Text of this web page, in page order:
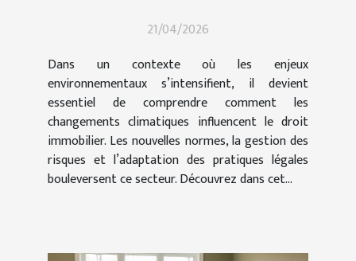
immobilier ?21/04/2026
Dans un contexte où les enjeux
environnementaux s’intensifient, il devient
essentiel de comprendre comment les
changements climatiques influencent le droit
immobilier. Les nouvelles normes, la gestion des
risques et l’adaptation des pratiques légales
bouleversent ce secteur. Découvrez dans cet...